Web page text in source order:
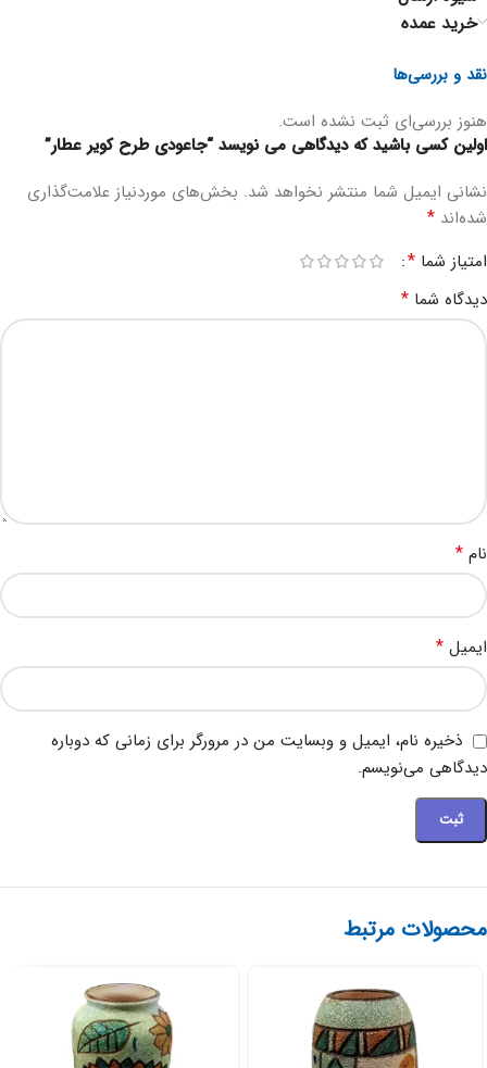
خرید عمده
نقد و بررسی‌ها
هنوز بررسی‌ای ثبت نشده است.
اولین کسی باشید که دیدگاهی می نویسد “جاعودی طرح کویر عطار”
نشانی ایمیل شما منتشر نخواهد شد. بخش‌های موردنیاز علامت‌گذاری
شده‌اند *
امتیاز شما *
دیدگاه شما *
نام *
ایمیل *
ذخیره نام، ایمیل و وبسایت من در مرورگر برای زمانی که دوباره
دیدگاهی می‌نویسم.
محصولات مرتبط